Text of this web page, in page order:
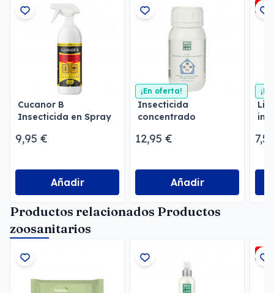
Cucanor B
Insecticida en Spray
9,95 €
Añadir
¡En oferta!
Insecticida
concentrado
Menforsan
12,95 €
Añadir
-
Productos relacionados Productos
zoosanitarios
-